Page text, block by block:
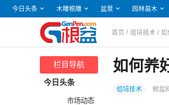
今日头条 木雕根雕 盆景 园林苗木
首页 / 组培技术 / 如
栏目导航
今日头条
市场动态
如何养
组培技术 根盆